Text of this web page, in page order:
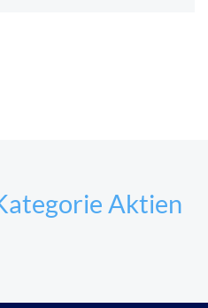
Aktien